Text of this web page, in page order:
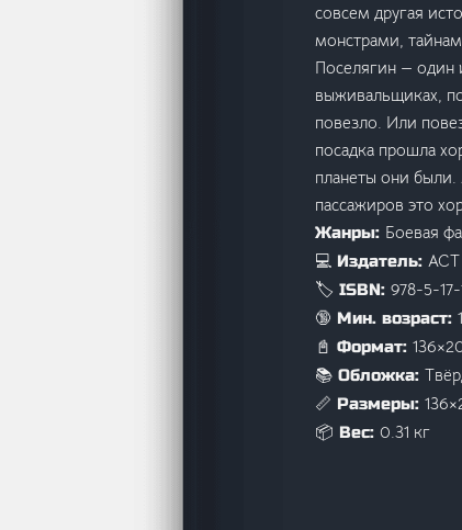
совсем другая
монстрами,
Поселягин — один
выживальщиках,
повезло. Или
посадка прошла
планеты они были.
пассажиров это
Жанры: Боевая
💻 Издатель: АСТ
🏷️ ISBN: 978-5-
🔞 Мин. возраст:
📓 Формат:
📚 Обложка:
📏 Размеры:
📦 Вес: 0.31 кг